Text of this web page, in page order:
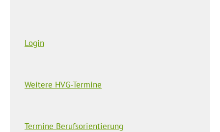
Login
Weitere HVG-Termine
Termine Berufsorientierung